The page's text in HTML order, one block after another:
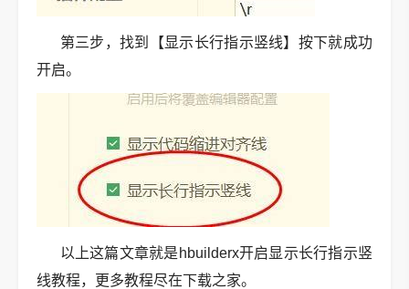
第三步，找到【显示长行指示竖线】按下就成功
开启。
以上这篇文章就是hbuilderx开启显示长行指示竖
线教程，更多教程尽在下载之家。